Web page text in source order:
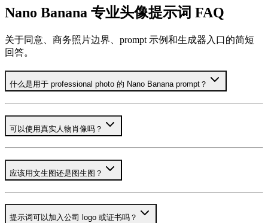
Nano Banana 专业头像提示词 FAQ
关于同意、商务照片边界、prompt 示例和生成器入口的简短
回答。
什么是用于 professional photo 的 Nano Banana prompt？
可以使用真实人物肖像吗？
应该用文生图还是图生图？
提示词可以加入公司 logo 或证书吗？